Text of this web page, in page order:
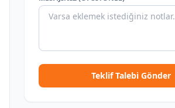
Teklif Talebi Gönder